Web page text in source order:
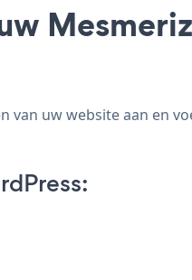
uw website aan en